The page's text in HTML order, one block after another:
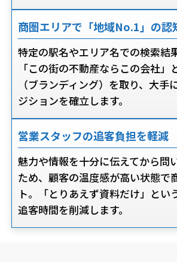
商圏エリアで「地域No.1」の認
特定の駅名やエリア名での検索結
「この街の不動産ならこの会社」
（ブランディング）を取り、大手
ジションを確立します。
営業スタッフの追客負担を軽減
魅力や情報を十分に伝えてから問
ため、顧客の温度感が高い状態で
ト。「とりあえず資料だけ」とい
追客時間を削減します。